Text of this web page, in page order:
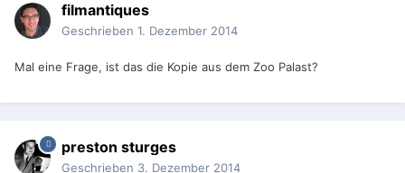
filmantiques
Geschrieben 1. Dezember 2014
Mal eine Frage, ist das die Kopie aus dem Zoo Palast?
preston sturges
Geschrieben 3. Dezember 2014